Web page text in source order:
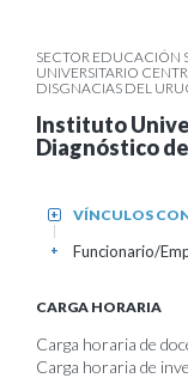
SECTOR EDUCACIÓN
UNIVERSITARIO
DISGNACIAS DEL
Instituto
Diagnóstico
VÍNCULOS
+
Funcionario/
+
CARGA HORARIA
Carga horaria de
Carga horaria de